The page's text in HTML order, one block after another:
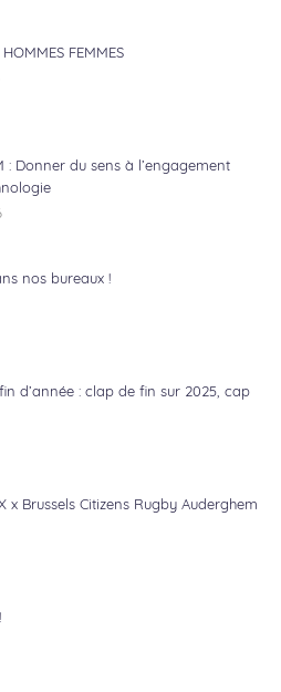
HOMMES FEMMES
: Donner du sens à l’engagement
nos bureaux !
d’année : clap de fin sur 2025, cap
x Brussels Citizens Rugby Auderghem